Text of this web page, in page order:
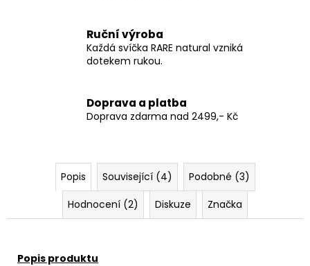
Ruční výroba
Každá svíčka RARE natural vzniká
dotekem rukou.
Doprava a platba
Doprava zdarma nad 2499,- Kč
Popis Související (4)
Podobné (3)
Hodnocení (2)
Diskuze Značka
Popis produktu